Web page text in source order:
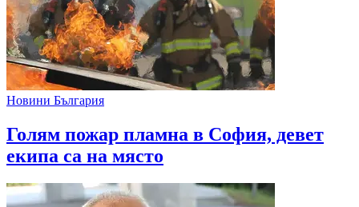
Новини България
Голям пожар пламна в София, девет
екипа са на място